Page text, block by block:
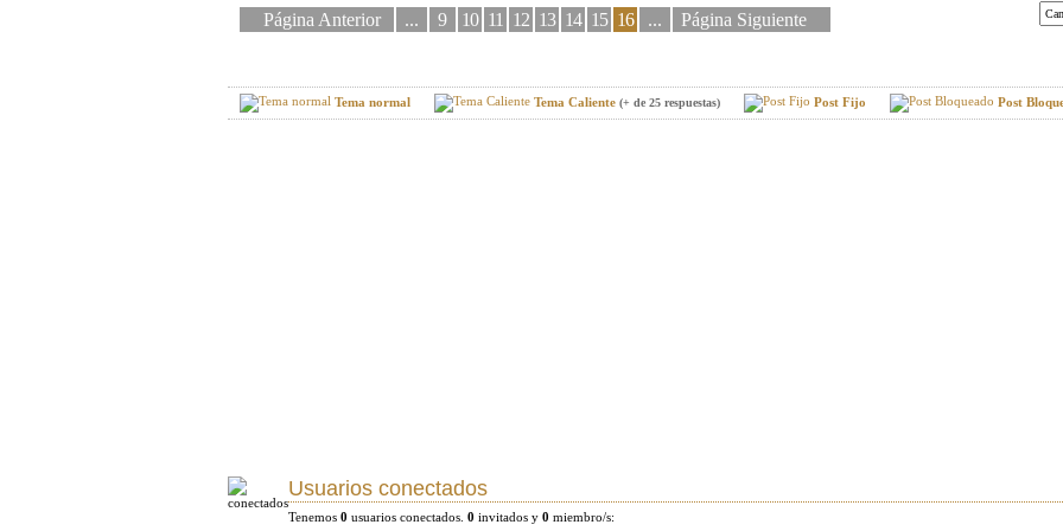
Página Anterior ... 9 10 11 12 13 14 15 16 ... Página Siguiente
Tema normal Tema Caliente (+ de 25 respuestas) Post Fijo Post
Usuarios conectados
Tenemos 0 usuarios conectados. 0 invitados y 0 miembro/s: